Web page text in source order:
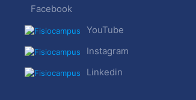
Facebook
YouTube
Instagram
Linkedin